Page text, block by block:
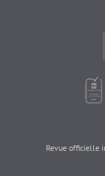
Revue officielle